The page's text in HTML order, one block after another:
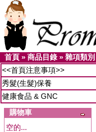
首頁 » 商品目錄» 雜項類別
<<首頁注意事項>>
秀髮(生髮)保養
健康食品 & GNC
購物車
空的...